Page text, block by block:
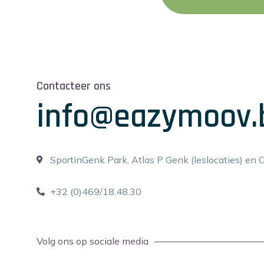
Contacteer ons
SportinGenk Park, Atlas P Genk (leslocaties) en
+32 (0)469/18.48.30
Volg ons op sociale media